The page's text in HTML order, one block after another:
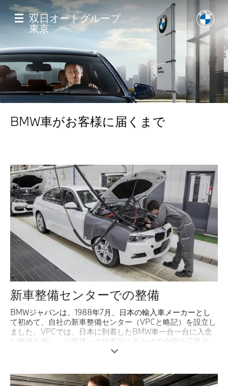
イ
ン
コ
テ
ン
ツ
に
移
動
Home
店舗一覧
試乗・見積相談
サービス
認定中古車
SNS
法人契約について
双日オートグループ
東京
BMW車がお客様に届くまで
新車整備センターでの整備
BMWジャパンは、1988年7月、日本の輸入車メーカーとし
て初めて、自社の新車整備センター（VPCと略記）を設立し
ました。VPCでは、日本に到着したBMW車一台一台に入念
な整備を施し、お客様への納車日に合わせて全国の正規ディ
ーラーに送り出します。VPCでは、点検、整備、そして出荷
可能となっています。